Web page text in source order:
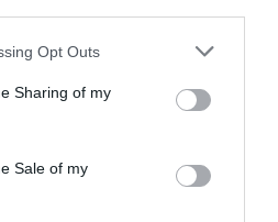
Opt Outs
Sharing of my
Sale of my
de la carga asistencial que se
en los centros de salud"
microbiana y nuestra salud
y novedades
Redacción